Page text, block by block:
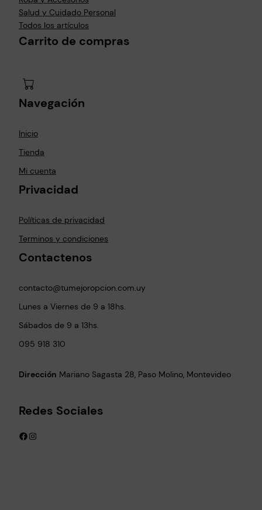
Salud y Cuidado Personal
Todos los artículos
Carrito de compras
Navegación
Inicio
Tienda
Mi cuenta
Privacidad
Políticas de privacidad
Terminos y condiciones
Contactenos
contacto@tumejoropcion.com.uy
Lunes a Viernes de 9 a 18hs.
Sábados de 9 a 13hs.
095 918 310
Dirección Mariano Sagasta 28, Paso Molino, Montevideo
Redes Sociales
Facebook Instagram